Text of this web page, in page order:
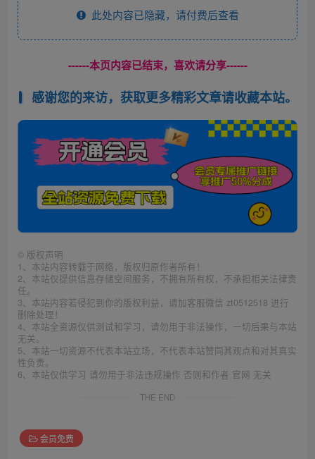
此处内容已隐藏，请付费后查看
------本页内容已结束，喜欢请分享------
感谢您的来访，获取更多精彩文章请收藏本站。
© 版权声明
1、本站内容转载于网络，版权归原作者所有！
2、本站仅提供信息存储空间服务，不拥有所有权，不承担相关法律责
任。
3、本站内容若侵犯到你的版权利益，请加客服微信 zt0512518 进行
删除处理！
4、本站全资源仅供测试和学习，请勿用于非法操作，一切后果与本站
无关。
5、本站一切资源不代表本站立场，不代表本站赞同其观点和对其真实
性负责。
6、本站仅供学习 请勿用于非法违规操作 否则和作者 官网 无关
THE END
会员免费